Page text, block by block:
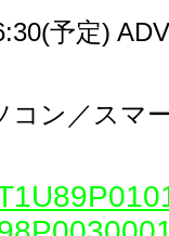
予定)
コン／スマ